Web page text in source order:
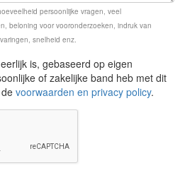
persoonlijke vragen, veel
beloning voor vooronderzoeken, indruk van
snelheid enz.
is, gebaseerd op eigen
of zakelijke band heb met dit
voorwaarden en privacy policy.